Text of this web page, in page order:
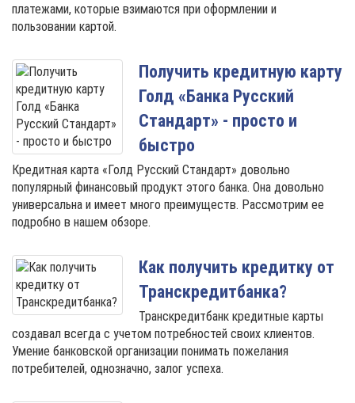
платежами, которые взимаются при оформлении и
пользовании картой.
Получить кредитную карту
Голд «Банка Русский
Стандарт» - просто и
быстро
Кредитная карта «Голд Русский Стандарт» довольно
популярный финансовый продукт этого банка. Она довольно
универсальна и имеет много преимуществ. Рассмотрим ее
подробно в нашем обзоре.
Как получить кредитку от
Транскредитбанка?
Транскредитбанк кредитные карты
создавал всегда с учетом потребностей своих клиентов.
Умение банковской организации понимать пожелания
потребителей, однозначно, залог успеха.